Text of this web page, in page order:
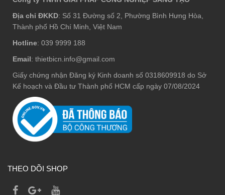
Địa chỉ ĐKKD: Số 31 Đường số 2, Phường Bình Hưng Hòa,
Thành phố Hồ Chí Minh, Việt Nam
Hotline: 039 9999 188
Email: thietbicn.info@gmail.com
Giấy chứng nhận Đăng ký Kinh doanh số 0318609918 do Sở
Kế hoạch và Đầu tư Thành phố HCM cấp ngày 07/08/2024
THEO DÕI SHOP